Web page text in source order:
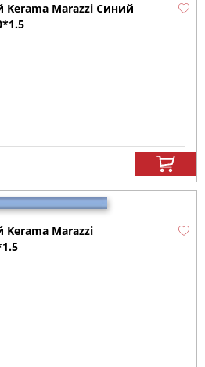
Marazzi Синий
Marazzi